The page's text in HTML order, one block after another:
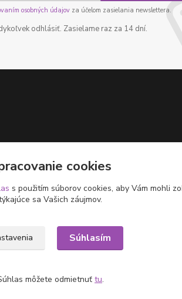
osobných údajovza účelom zasielania newslettera.
odhlásiť. Zasielame raz za 14 dní.
cookies
s použitím súborov cookies, aby Vám mohli
sa Vašich záujmov.
Súhlasím
môžete odmietnuť tu.